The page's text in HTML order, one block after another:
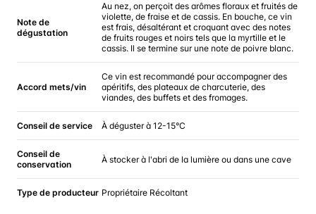
Note de
dégustation
Au nez, on perçoit des arômes floraux et fruités de
violette, de fraise et de cassis. En bouche, ce vin
est frais, désaltérant et croquant avec des notes
de fruits rouges et noirs tels que la myrtille et le
cassis. Il se termine sur une note de poivre blanc.
Accord mets/vin
Ce vin est recommandé pour accompagner des
apéritifs, des plateaux de charcuterie, des
viandes, des buffets et des fromages.
Conseil de service À déguster à 12-15°C
Conseil de
conservation
À stocker à l'abri de la lumière ou dans une cave
Type de producteur Propriétaire Récoltant